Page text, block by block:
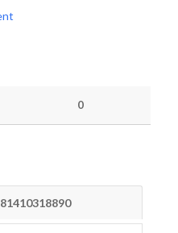
0
81410318890